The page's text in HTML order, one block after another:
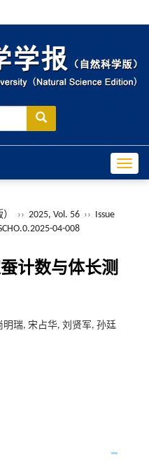
›› 2025, Vol. 56 ›› Issue
04-008
计数与体长测
瑞, 宋占华, 刘贤军, 孙廷